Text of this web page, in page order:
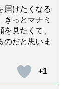
届けたくなる
きっとマナミ
見たくて、
のだと思いま
+1